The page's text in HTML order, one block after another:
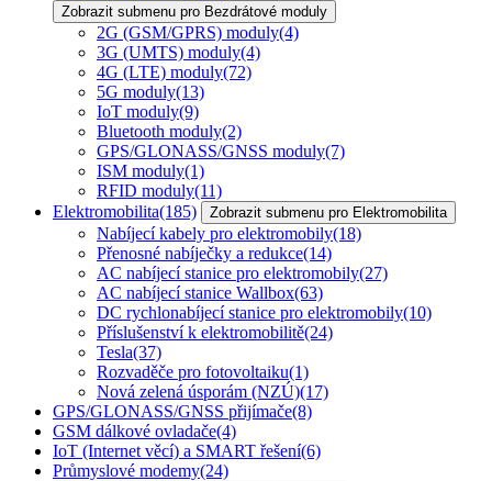
Zobrazit submenu pro Bezdrátové moduly
2G (GSM/GPRS) moduly(4)
3G (UMTS) moduly(4)
4G (LTE) moduly(72)
5G moduly(13)
IoT moduly(9)
Bluetooth moduly(2)
GPS/GLONASS/GNSS moduly(7)
ISM moduly(1)
RFID moduly(11)
Elektromobilita(185) Zobrazit submenu pro Elektromobilita
Nabíjecí kabely pro elektromobily(18)
Přenosné nabíječky a redukce(14)
AC nabíjecí stanice pro elektromobily(27)
AC nabíjecí stanice Wallbox(63)
DC rychlonabíjecí stanice pro elektromobily(10)
Příslušenství k elektromobilitě(24)
Tesla(37)
Rozvaděče pro fotovoltaiku(1)
Nová zelená úsporám (NZÚ)(17)
GPS/GLONASS/GNSS přijímače(8)
GSM dálkové ovladače(4)
IoT (Internet věcí) a SMART řešení(6)
Průmyslové modemy(24)